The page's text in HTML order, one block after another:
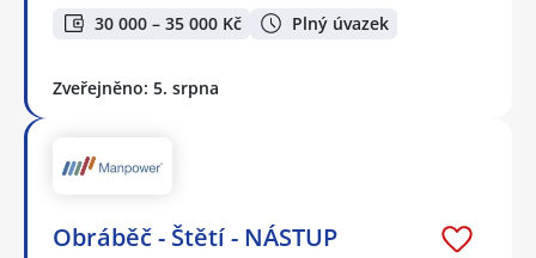
30 000 – 35 000 Kč Plný úvazek
Zveřejněno: 5. srpna
Obráběč - Štětí - NÁSTUP